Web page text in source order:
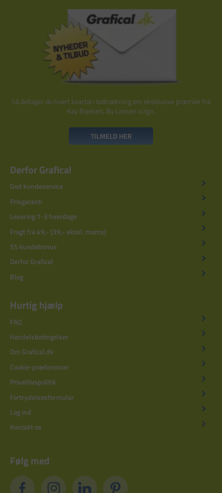
Så deltager du hvert kvartal i lodtrækning om eksklusive præmier fra
Kay Bojesen, By Lassen o.lign.
TILMELD HER
Derfor Grafical
God kundeservice
Prisgaranti
Levering 1-3 hverdage
Fragt fra 49,- (39,- ekskl. moms)
5% kundebonus
Derfor Grafical
Blog
Hurtig hjælp
FAQ
Handelsbetingelser
Om Grafical.dk
Cookie-præferencer
Privatlivspolitik
Fortrydelsesformular
Log ind
Kontakt os
Følg med